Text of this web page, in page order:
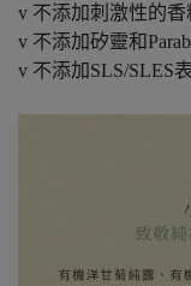
v 不添加刺激性的香
v 不添加矽靈和
v 不添加SLS/SLES